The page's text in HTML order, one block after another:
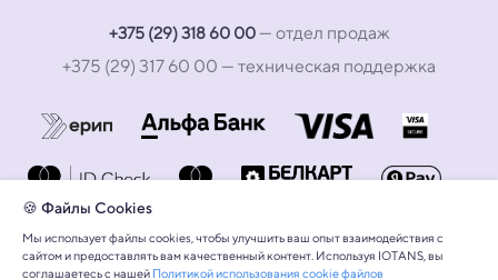
+375 (29) 318 60 00— отдел продаж
+375 (29) 317 60 00 — техническая поддержка
🍪 Файлы Cookies
Мы использует файлы cookies, чтобы улучшить ваш опыт взаимодействия с
сайтом и предоставлять вам качественный контент. Используя IOTANS, вы
соглашаетесь с нашей Политикой использования cookie файлов